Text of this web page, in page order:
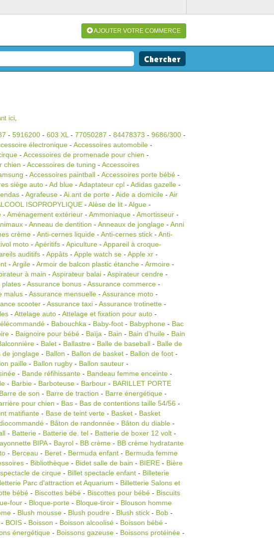
AJOUTER VOTRE COMMERCE
ici.
- 5916200 - 603 XL - 77050287 - 84478373 - 9686/300 -
électronique - Accessoires automobile -
- Accessoires de promenade pour chien -
chien - Accessoires de tuning - Accessoires
- Accessoires paintball - Accessoires porte bébé -
siège auto - Ad blue - Adaptateur cpl - Adidas gazelle -
- Agrafeuse - Ai.ant de porte - Aide a domicile - Air
ISOPROPYLIQUE - Alèse de lit - Algue -
- Aménagement extérieur - Ammoniaque - Amortisseur -
- Anneau de dentition - Anneaux de jonglage - Anni
crème - Anti-cernes liquide - Anti-cernes stick - Anti-
moto - Apéritifs - Apiculture - Appareil à croque-
auditifs - Appâts - Apple watch se - Apple xr -
- Argile - Armoir de balcon plastic étanche - Armoire -
à main - Aspirateur balai - Aspirateur cendre -
plates - Assurance bonus - Assurance commerce -
malus - Assurance mensuelle - Assurance moto -
scooter - Assurance taxi - Assurance trotinette -
- Attelage auto - Attelage et fixation pour auto -
- Babouchka - Baby-foot - Babyphone - Bac
- Baignoire pour bébé - Baïja - Bain - Bain d'huile - Bain
- Balet - Ballastre - Balle de baseball - Balle de
de jonglage - Ballon - Ballon de basket - Ballon de foot -
paille - Ballon rugby - Ballon sauteur -
- Bande réfihissante - Bandeau femme enceinte -
- Barbie - Barboteuse - Barbour - BARILLET PORTE
Barre de son - Barre de traction - Barre énergétique -
pour chien - Bas - Bas de contentions taille 54/56 -
matifiante - Base de teint verte - Basket - Basket
- Bâton de randonnée - Bâton du diable -
- Batterie - Batterie de. tel - Batterie de boxer 12 volt -
BIPA- Bayrol - BB crème - BB crème hydratante
- Berceau - Beret - Bermuda enfant - Bermuda femme
- Bibliothèque - Bidet salle de bain - BIERE - Bière
de cirque - Billet spectacle enfant - Billeterie
Parc d'attraction et Aquarium - Billetterie Salons et
bébé - Biscottes bébé - Biscottes pour bébé - Biscuits
four - Bloque-porte - Bloque-tiroir - Blouson homme
- Blush mousse - Blush poudre - Blush stick - Bob -
- BOIS - Boisson - Boisson alcoolisé - Boisson bébé -
énergétique - Boissons gazeuse - Boissons protéinée -